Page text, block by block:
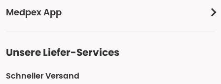
Medpex App
Unsere Liefer-Services
Schneller Versand